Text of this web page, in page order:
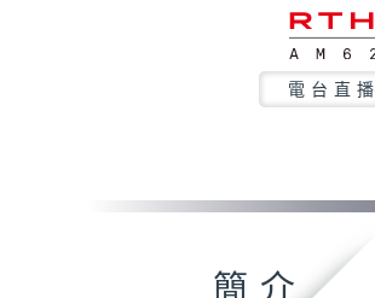
電台直播
簡介